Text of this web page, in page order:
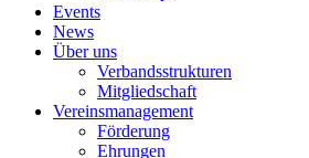
Events
News
Über uns
Verbandsstrukturen
Mitgliedschaft
Vereinsmanagement
Förderung
Ehrungen